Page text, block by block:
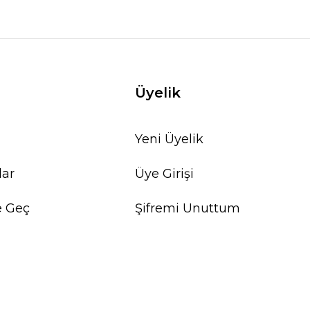
Geç
Üyelik
Yeni Üyelik
Üye Girişi
Şifremi Unuttum